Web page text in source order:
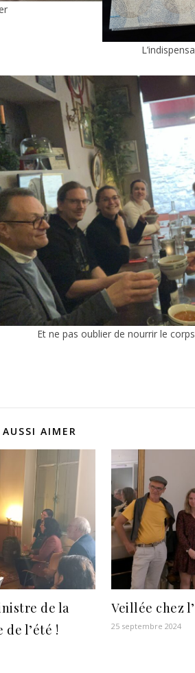
Et ne pas oublier de nourrir le
AIMER
de la
l’été !
Veillée chez
25 septembre 2024